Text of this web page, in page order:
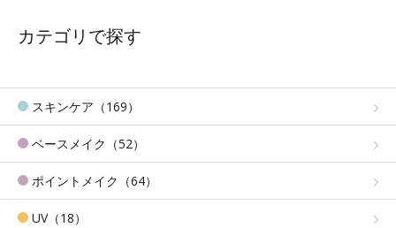
カテゴリで探す
スキンケア（169）
ベースメイク（52）
ポイントメイク（64）
UV（18）